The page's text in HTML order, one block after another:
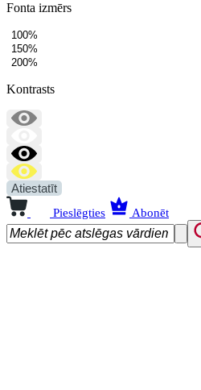
Fonta izmērs
100%
150%
200%
Kontrasts
Atiestatīt
Pieslēgties Abonēt